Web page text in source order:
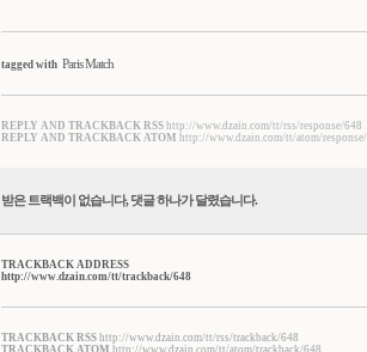
tagged with Paris Match
REPLY AND TRACKBACK RSS http://www.dzain.com/tt/rss/response/648
REPLY AND TRACKBACK ATOM
http://www.dzain.com/tt/atom/
받은 트랙백이 없습니다, 댓글하나가 달렸습니다.
TRACKBACK ADDRESS
http://www.dzain.com/tt/trackback/648
TRACKBACK RSS http://www.dzain.com/tt/rss/trackback/648